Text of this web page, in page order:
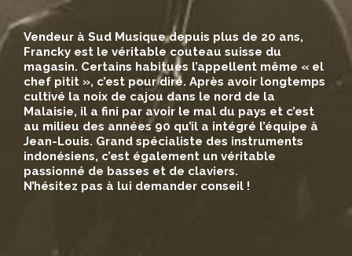
Vendeur à Sud Musique depuis plus de 20 ans,
Francky est le véritable couteau suisse du
magasin. Certains habitués l’appellent même « el
chef pitit », c’est pour dire. Après avoir longtemps
cultivé la noix de cajou dans le nord de la
Malaisie, il a fini par avoir le mal du pays et c’est
au milieu des années 90 qu’il a intégré l’équipe à
Jean-Louis. Grand spécialiste des instruments
indonésiens, c’est également un véritable
passionné de basses et de claviers.
N’hésitez pas à lui demander conseil !